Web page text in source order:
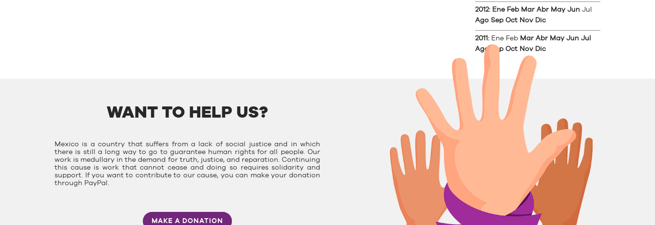
2012: Ene Feb Mar Abr May Jun Jul
Ago Sep Oct Nov Dic
2011: Ene Feb Mar Abr May Jun Jul
Ago
Sep Oct Nov Dic
WANT TO HELP US?
Mexico is a country that suffers from a lack of social justice and in which
there is still a long way to go to guarantee human rights for all people. Our
work is medullary in the demand for truth, justice, and reparation. Continuing
this cause is work that cannot cease and doing so requires solidarity and
support. If you want to contribute to our cause, you can make your donation
through PayPal.
MAKE A DONATION